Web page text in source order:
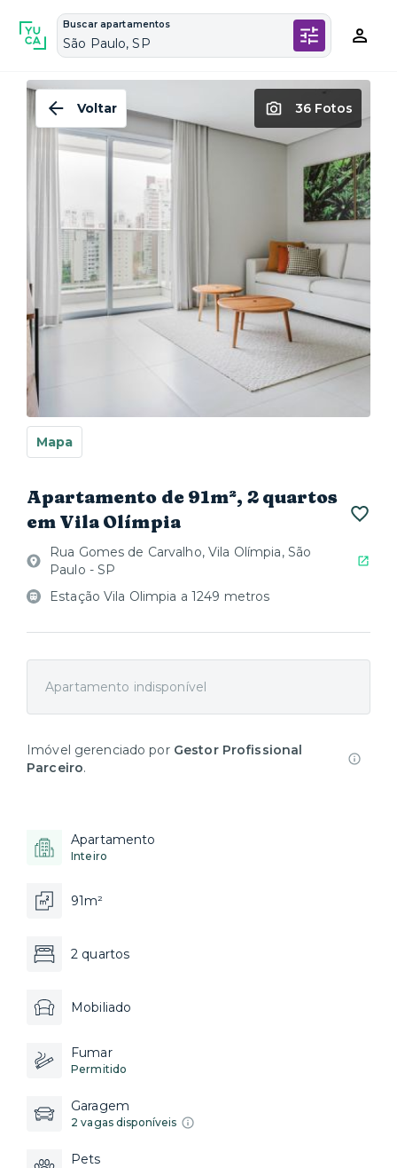
Buscar apartamentos
São Paulo, SP
Voltar 36 Fotos
Mapa
Apartamento de 91m², 2 quartos
em Vila Olímpia
Rua Gomes de Carvalho, Vila Olímpia, São
Paulo - SP
Estação Vila Olimpia a 1249 metros
Apartamento indisponível
Imóvel gerenciado por Gestor Profissional
Parceiro.
Apartamento
Inteiro
91m²
2 quartos
Mobiliado
Fumar
Permitido
Garagem
2 vagas disponíveis
Pets